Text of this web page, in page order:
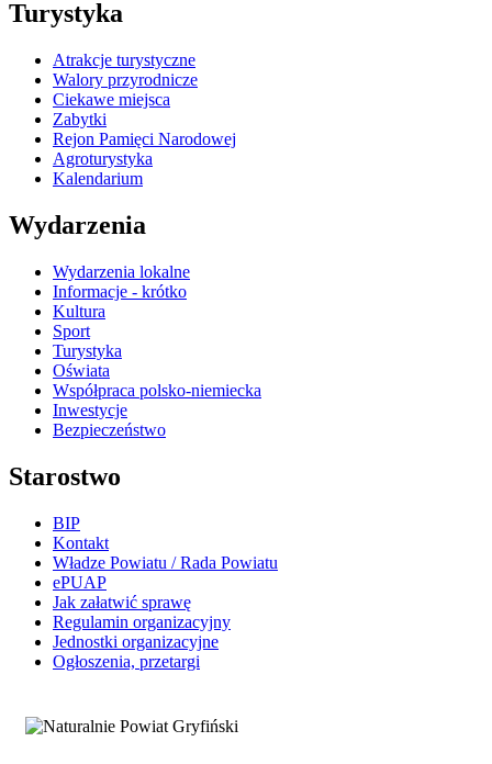
Turystyka
Atrakcje turystyczne
Walory przyrodnicze
Ciekawe miejsca
Zabytki
Rejon Pamięci Narodowej
Agroturystyka
Kalendarium
Wydarzenia
Wydarzenia lokalne
Informacje - krótko
Kultura
Sport
Turystyka
Oświata
Współpraca polsko-niemiecka
Inwestycje
Bezpieczeństwo
Starostwo
BIP
Kontakt
Władze Powiatu / Rada Powiatu
ePUAP
Jak załatwić sprawę
Regulamin organizacyjny
Jednostki organizacyjne
Ogłoszenia, przetargi